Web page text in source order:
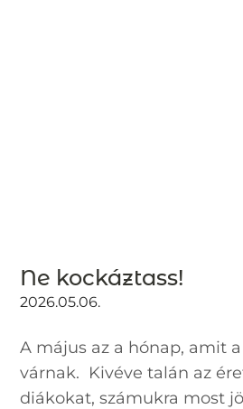
Ne kockáztass!
2026.05.06.
A május az a hónap, amit
várnak. Kivéve talán az
diákokat, számukra most